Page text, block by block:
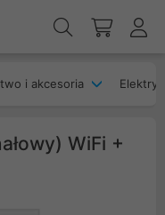
i akcesoria
WiFi +